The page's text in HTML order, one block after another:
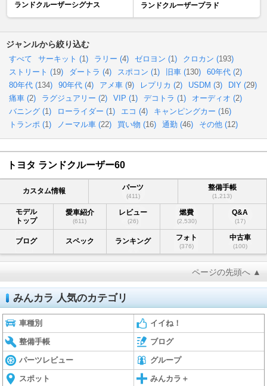
ランドクルーザーシグナス ランドクルーザープラド
ジャンルから絞り込む
すべて サーキット (1 ) ラリー (4) ゼロヨン (1 ) クロカン (193)
ストリート (19) ダートラ (4) スポコン (1 ) 旧車 (130) 60年代 (2)
80年代 (134) 90年代 (4) アメ車 (9) レプリカ (2) USDM (3) DIY (29)
痛車 (2) ラグジュアリー (2) VIP (1 ) デコトラ (1 ) オーディオ (2)
バニング (1 ) ローライダー (1 ) エコ (4) キャンピングカー (16)
トランポ (1 ) ノーマル車 (22) 買い物 (16) 通勤 (46) その他 (12)
トヨタ ランドクルーザー60
カスタム情報 パーツ
(411)
整備手帳
(1,213)
モデル
トップ
愛車紹介
(611)
レビュー
(26)
燃費
(2,530)
Q&A
(17)
ブログ スペック ランキング フォト
(376)
中古車
(100)
ページの先頭へ ▲
みんカラ 人気のカテゴリ
車種別 イイね！
整備手帳 ブログ
パーツレビュー グループ
スポット みんカラ＋